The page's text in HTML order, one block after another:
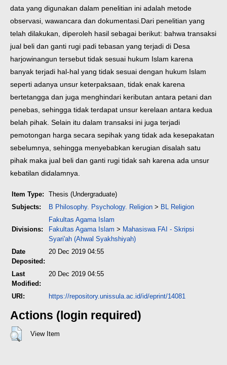
data yang digunakan dalam penelitian ini adalah metode
observasi, wawancara dan dokumentasi. Dari penelitian yang
telah dilakukan, diperoleh hasil sebagai berikut: bahwa transaksi
jual beli dan ganti rugi padi tebasan yang terjadi di Desa
harjowinangun tersebut tidak sesuai hukum Islam karena
banyak terjadi hal-hal yang tidak sesuai dengan hukum Islam
seperti adanya unsur keterpaksaan, tidak enak karena
bertetangga dan juga menghindari keributan antara petani dan
penebas, sehingga tidak terdapat unsur kerelaan antara kedua
belah pihak. Selain itu dalam transaksi ini juga terjadi
pemotongan harga secara sepihak yang tidak ada kesepakatan
sebelumnya, sehingga menyebabkan kerugian disalah satu
pihak maka jual beli dan ganti rugi tidak sah karena ada unsur
kebatilan didalamnya.
Item Type:
Thesis (Undergraduate)
Subjects:
B Philosophy. Psychology. Religion > BL Religion
Divisions:
Fakultas Agama Islam
Fakultas Agama Islam > Mahasiswa FAI - Skripsi
Syari'ah (Ahwal Syakhshiyah)
Date
Deposited:
20 Dec 2019 04:55
Last
Modified:
20 Dec 2019 04:55
URI: https://repository.unissula.ac.id/id/eprint/14081
Actions (login required)
View Item